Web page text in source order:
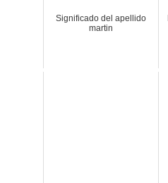
Significado del apellido
martin